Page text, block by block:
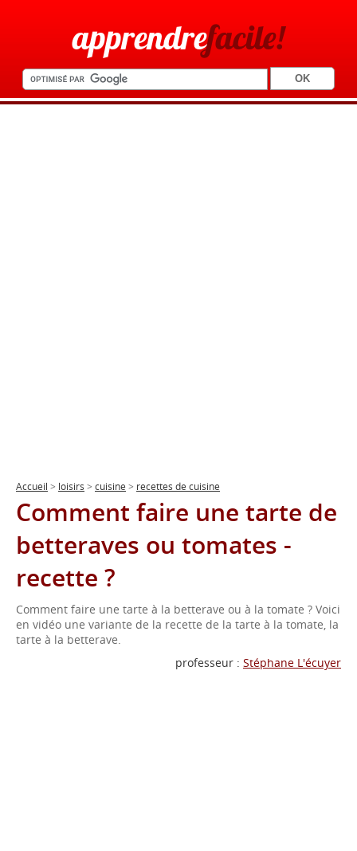
apprendrefacile!
Accueil > loisirs > cuisine > recettes de cuisine
Comment faire une tarte de
betteraves ou tomates -
recette ?
Comment faire une tarte à la betterave ou à la tomate ? Voici
en vidéo une variante de la recette de la tarte à la tomate, la
tarte à la betterave.
professeur : Stéphane L'écuyer